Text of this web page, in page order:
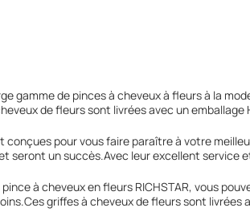
gamme de pinces à cheveux à fleurs à la
de fleurs sont livrées avec un
conçues pour vous faire paraître à votre
seront un succès.Avec leur excellent service
à cheveux en fleurs RICHSTAR, vous
griffes à cheveux de fleurs sont